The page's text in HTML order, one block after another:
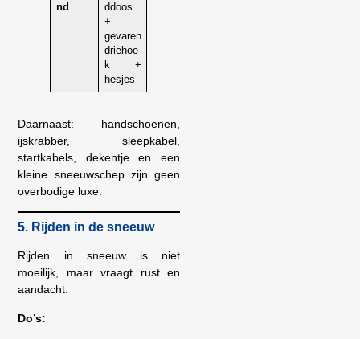
nd
ddoos
+
gevaren
driehoe
k +
hesjes
Daarnaast: handschoenen,
ijskrabber, sleepkabel,
startkabels, dekentje en een
kleine sneeuwschep zijn geen
overbodige luxe.
5. Rijden in de sneeuw
Rijden in sneeuw is niet
moeilijk, maar vraagt rust en
aandacht.
Do’s: